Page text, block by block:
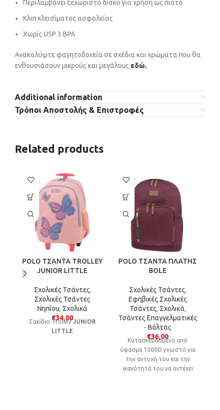
Περιλαμβάνει ξεχωριστό δίσκο για χρήση ως πιάτο
Κλιπ κλεισίματος ασφαλείας
Χωρίς USP 3 BPA
Ανακαλύψτε φαγητοδοχεία σε σχέδια και χρώματα που θα
ενθουσιάσουν μικρούς και μεγάλους εδώ.
Additional information
Τρόποι Αποστολής & Επιστροφές
Related products
POLO ΤΣΑΝΤΑ TROLLEY
JUNIOR LITTLE
Σχολικές Τσάντες,
Σχολικές Τσάντες
Νηπίου, Σχολικά
€34,00
Σακίδιο TrolleyJUNIOR
LITTLE
POLO ΤΣΑΝΤΑ ΠΛΑΤΗΣ
BOLE
Σχολικές Τσάντες,
Εφηβικές Σχολικές
Τσάντες, Σχολικά,
Τσάντες Επαγγελματικές
- Βόλτας
€36,00
Kατασκευασμένο από
ύφασμα 1000D γνωστό για
την αντοχή του και την
ικανότητά του να αντέχει